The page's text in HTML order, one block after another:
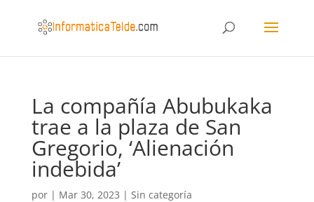
La compañía Abubukaka
trae a la plaza de San
Gregorio, ‘Alienación
indebida’
por | Mar 30, 2023 | Sin categoría